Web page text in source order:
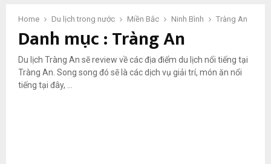
Home Du lịch trong nước Miền Bắc Ninh Bình Tràng An
Danh mục : Tràng An
Du lịch Tràng An sẽ review về các địa điểm du lịch nổi tiếng tại
Tràng An. Song song đó sẽ là các dịch vụ giải trí, món ăn nổi
tiếng tại đây, …